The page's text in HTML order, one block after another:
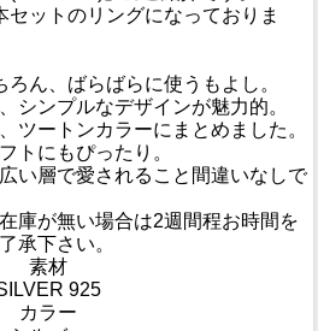
セットのリングになっておりま
ん、ばらばらに使うもよし。
シンプルなデザインが魅力的。
ツートンカラーにまとめました。
トにもぴったり。
い層で愛されること間違いなしで
庫が無い場合は2週間程お時間を
承下さい。
素材
925
カラー